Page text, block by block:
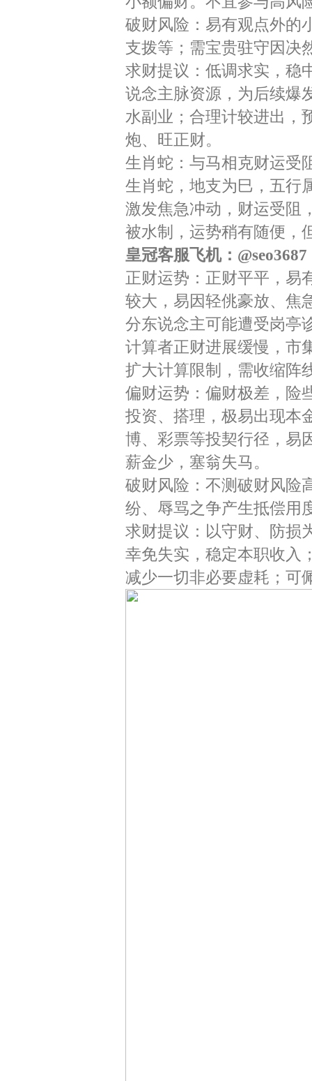
破财风险：易有观点外的
支拨等；需宝贵驻守因决
求财提议：低调求实，稳
说念主脉资源，为后续爆
水副业；合理计较进出，
炮、旺正财。
生肖蛇：与马相克财运受
生肖蛇，地支为巳，五行
激发焦急冲动，财运受阻
被水制，运势稍有随便，
皇冠客服飞机：@seo3687
正财运势：正财平平，易
较大，易因轻佻豪放、焦
分东说念主可能遭受岗亭
计算者正财进展缓慢，市
扩大计算限制，需收缩阵
偏财运势：偏财极差，险
投资、搭理，极易出现本
博、彩票等投契行径，易
薪金少，塞翁失马。
破财风险：不测破财风险
纷、辱骂之争产生抵偿用
求财提议：以守财、防损
幸免失实，稳定本职收入
减少一切非必要虚耗；可